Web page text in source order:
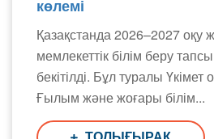
көлемі
Қазақстанда 2026–2027 оқу
мемлекеттік білім беру
бекітілді. Бұл туралы
Ғылым және жоғары білім...